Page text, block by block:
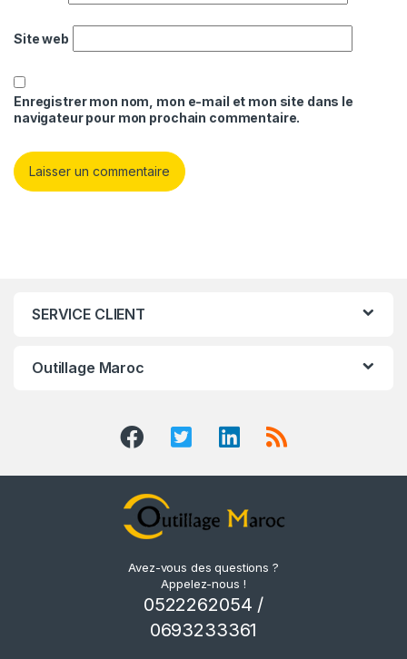
Site web
Enregistrer mon nom, mon e-mail et mon site dans le
navigateur pour mon prochain commentaire.
SERVICE CLIENT
Outillage Maroc
Avez-vous des questions ?
Appelez-nous !
0522262054 /
0693233361